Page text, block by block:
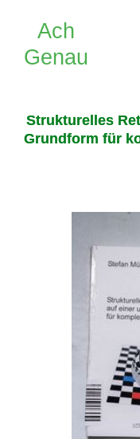
Strukturelles
Grundform für